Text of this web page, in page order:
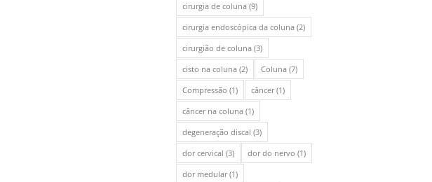
cirurgia de coluna(9)
cirurgia endoscópica da coluna(2)
cirurgião de coluna(3)
cisto na coluna(2) Coluna(7)
Compressão (1) câncer(1)
câncer na coluna(1)
degeneração discal (3)
dor cervical (3) dor do nervo (1)
dor medular(1)